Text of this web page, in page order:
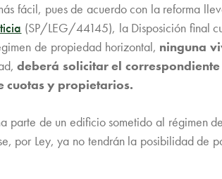
fácil, pues de acuerdo con la reforma
(SP/LEG/44145), la Disposición final
de propiedad horizontal, ninguna
deberá solicitar el
cuotas y propietarios.
parte de un edificio sometido al régimen
por Ley, ya no tendrán la posibilidad de